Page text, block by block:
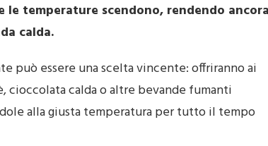
le temperature scendono, rendendo
calda.
può essere una scelta vincente: offriranno ai
calda o altre bevande fumanti
alla giusta temperatura per tutto il tempo